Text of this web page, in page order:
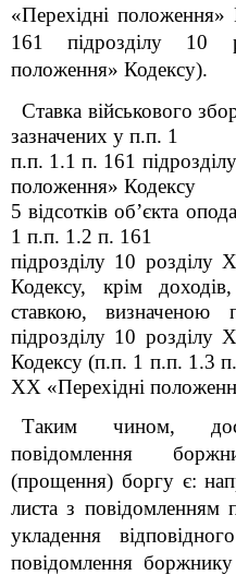
«Перехідні положення»
161
підрозділу 10
положення» Кодексу).
Ставка військового
зазначених у п.п. 1
п.п. 1.1 п. 161
положення» Кодексу
5 відсотків об’єкта
1 п.п. 1.2 п. 161
підрозділу 10 розділу
Кодексу, крім
ставкою,
підрозділу 10 розділу
Кодексу (п.п. 1 п.п. 1.3
XX «Перехідні
Таким чином,
повідомлення
(прощення) боргу є:
листа з
укладення
повідомлення